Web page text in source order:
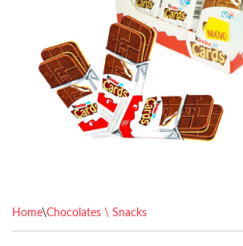
Home\Chocolates \ Snacks